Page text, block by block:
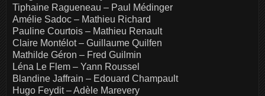
Tiphaine Ragueneau – Paul Médinger
Amélie Sadoc – Mathieu Richard
Pauline Courtois – Mathieu Renault
Claire Montélot – Guillaume Quilfen
Mathilde Géron – Fred Guilmin
Léna Le Flem – Yann Roussel
Blandine Jaffrain – Edouard Champault
Hugo Feydit – Adèle Marevery